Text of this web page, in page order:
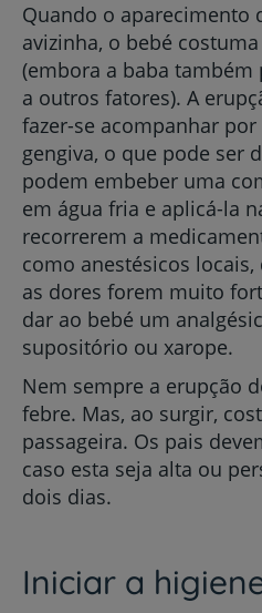
Quando o aparecimento
avizinha, o bebé
(embora a baba também
a outros fatores). A
fazer-se acompanhar
gengiva, o que pode ser
podem embeber uma
em água fria e aplicá-la
recorrerem a
como anestésicos
as dores forem muito
dar ao bebé um
supositório ou xarope.
Nem sempre a erupção
febre. Mas, ao surgir,
passageira. Os pais
caso esta seja alta ou
dois dias.
Iniciar a